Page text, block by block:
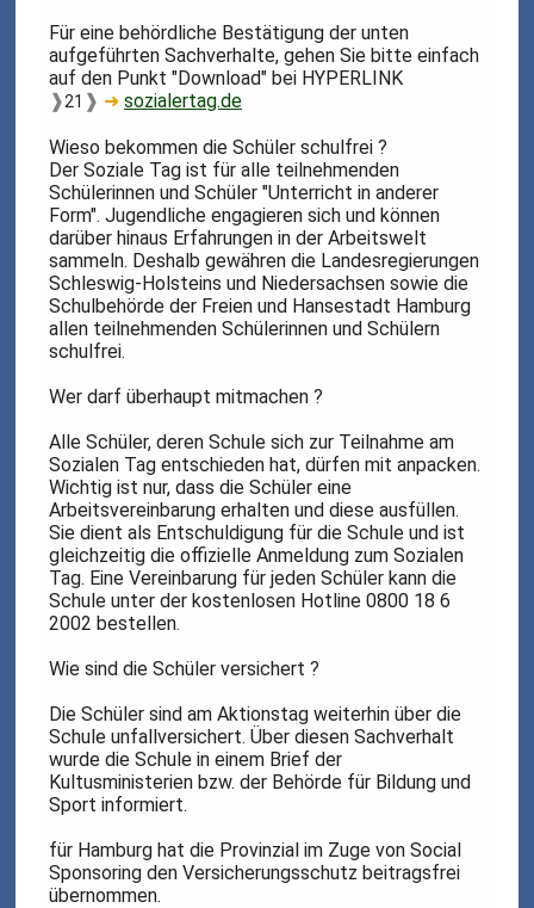
Für eine behördliche Bestätigung der unten
aufgeführten Sachverhalte, gehen Sie bitte einfach
auf den Punkt "Download" bei HYPERLINK
❱21 ❱ ➜sozialertag.de
Wieso bekommen die Schüler schulfrei ?
Der Soziale Tag ist für alle teilnehmenden
Schülerinnen und Schüler "Unterricht in anderer
Form". Jugendliche engagieren sich und können
darüber hinaus Erfahrungen in der Arbeitswelt
sammeln. Deshalb gewähren die Landesregierungen
Schleswig-Holsteins und Niedersachsen sowie die
Schulbehörde der Freien und Hansestadt Hamburg
allen teilnehmenden Schülerinnen und Schülern
schulfrei.
Wer darf überhaupt mitmachen ?
Alle Schüler, deren Schule sich zur Teilnahme am
Sozialen Tag entschieden hat, dürfen mit anpacken.
Wichtig ist nur, dass die Schüler eine
Arbeitsvereinbarung erhalten und diese ausfüllen.
Sie dient als Entschuldigung für die Schule und ist
gleichzeitig die offizielle Anmeldung zum Sozialen
Tag. Eine Vereinbarung für jeden Schüler kann die
Schule unter der kostenlosen Hotline 0800 18 6
2002 bestellen.
Wie sind die Schüler versichert ?
Die Schüler sind am Aktionstag weiterhin über die
Schule unfallversichert. Über diesen Sachverhalt
wurde die Schule in einem Brief der
Kultusministerien bzw. der Behörde für Bildung und
Sport informiert.
für Hamburg hat die Provinzial im Zuge von Social
Sponsoring den Versicherungsschutz beitragsfrei
übernommen.